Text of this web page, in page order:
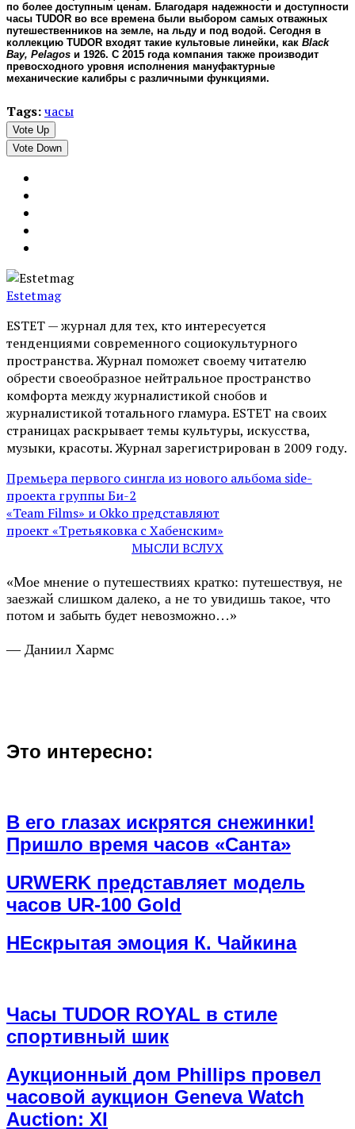
по более доступным ценам. Благодаря надежности и доступности
часы TUDOR во все времена были выбором самых отважных
путешественников на земле, на льду и под водой. Сегодня в
коллекцию TUDOR входят такие культовые линейки, как Black
Bay, Pelagos и 1926. С 2015 года компания также производит
превосходного уровня исполнения мануфактурные
механические калибры с различными функциями.
Tags:часы
Vote Up
Vote Down
Estetmag
ESTET — журнал для тех, кто интересуeтся
тенденциями современного социокультурного
пространства. Журнал поможет своему читателю
обрести своеобразное нейтральное пространство
комфорта между журналистикой снобов и
журналистикой тотального гламура. ESTET на своих
страницах раскрывает темы культуры, искусства,
музыки, красоты. Журнал зарегистрирован в 2009 году.
Премьера первого сингла из нового альбома side-
проекта группы Би-2
«Team Films» и Okko представляют
проект «Третьяковка с Хабенским»
МЫСЛИ ВСЛУХ
«Мое мнение о путешествиях кратко: путешествуя, не
заезжай слишком далеко, а не то увидишь такое, что
потом и забыть будет невозможно…»
— Даниил Хармс
Это интересно:
В его глазах искрятся снежинки!
Пришло время часов «Санта»
URWERK представляет модель
часов UR-100 Gold
НЕскрытая эмоция К. Чайкина
Часы TUDOR ROYAL в стиле
спортивный шик
Аукционный дом Phillips провел
часовой аукцион Geneva Watch
Auction: XI